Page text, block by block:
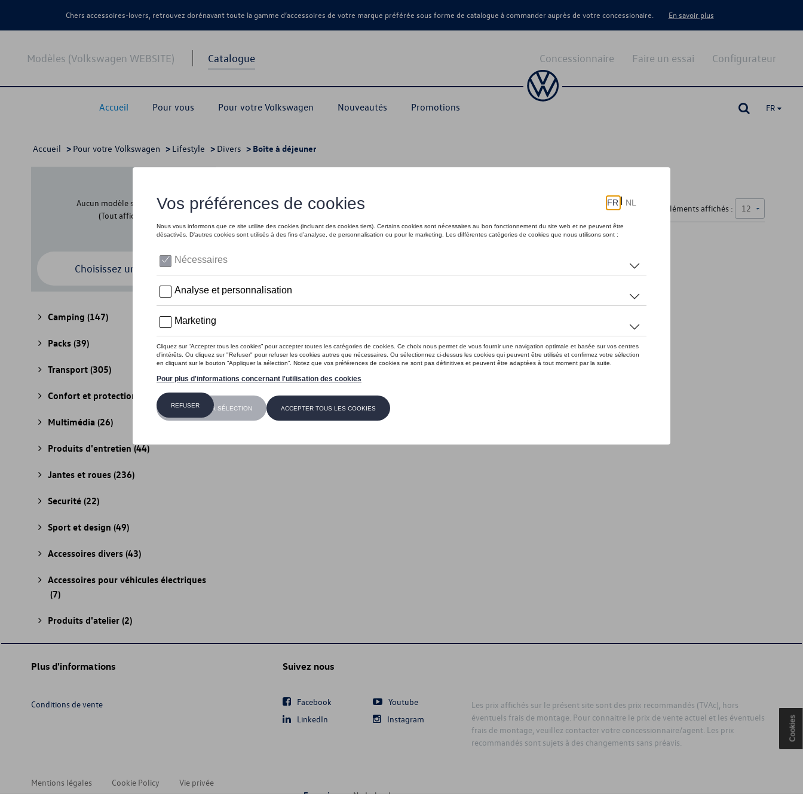
Chers accessoires-lovers, retrouvez dorénavant toute la gamme d’accessoires de votre marque préférée sous forme de catalogue à commander auprès de votre concessionaire. En savoir plus
Modèles (Volkswagen WEBSITE) Catalogue
Accueil Pour vous Pour votre Volkswagen Nouveautés Promotions
Configurateur
Faire un essai
Concessionnaire
FR
Accueil > Pour votre Volkswagen > Lifestyle > Divers > Boîte à déjeuner
Aucun modèle sélectionné
(Tout afficher)
Choisissez un modèle
Camping (147)
Packs (39)
Transport (305)
Confort et protection (841)
Multimédia (26)
Produits d'entretien(44)
Jantes et roues (236)
Securité (22)
Sport et design (49)
Accessoires divers (43)
Accessoires pour véhicules électriques
(7)
Produits d'atelier (2)
Nombre d'éléments affichés :
Plus d'informations
Conditions de vente
Suivez nous
Facebook
Youtube
LinkedIn
Instagram
Les prix affichés sur le présent site sont des prix recommandés (TVAc), hors
éventuels frais de montage. Pour connaitre le prix de vente actuel et les éventuels
frais de montage, veuillez contacter votre concessionnaire/agent. Les prix
recommandés sont sujets à des changements sans préavis.
Mentions légales Cookie Policy
Vie privée
Français
Nederlands
Cookies